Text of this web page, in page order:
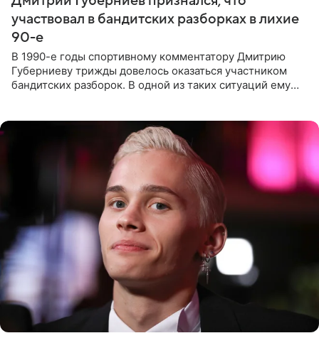
участвовал в бандитских разборках в лихие
90-е
В 1990-е годы спортивному комментатору Дмитрию
Губерниеву трижды довелось оказаться участником
бандитских разборок. В одной из таких ситуаций ему